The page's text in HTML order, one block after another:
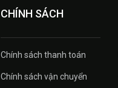
CHÍNH SÁCH
Chính sách thanh toán
Chính sách vận chuyển